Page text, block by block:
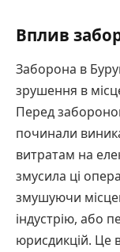
Вплив
Заборона в
зрушення в
Перед
починали
витратам на
змусила ці
змушуючи
індустрію, або
юрисдикцій. Це